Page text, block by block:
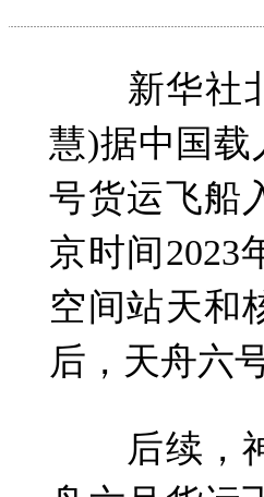
新华社北
慧)据中国载
号货运飞船
京时间2023
空间站天和
后，天舟六
后续，神